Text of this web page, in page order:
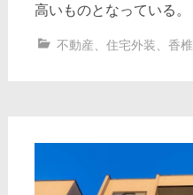
高いものとなっている。
不動産 住宅外装 香椎